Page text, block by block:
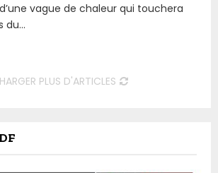
vague de chaleur qui touchera
du...
PLUS D'ARTICLES